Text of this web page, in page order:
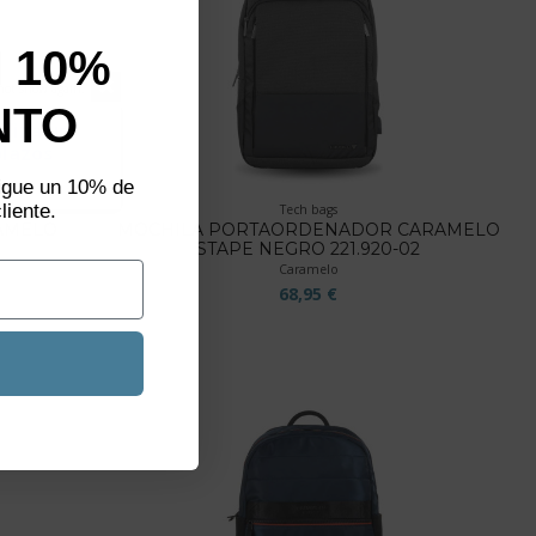
Tech bags
MOCHILA PORTAORDENADOR CARAMELO
STAPE NEGRO 221.920-02
Caramelo
68,95 €
not show again.
un
10%
un 10% de